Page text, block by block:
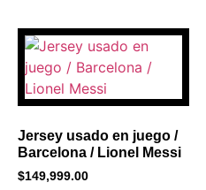
Jersey usado en juego /
Barcelona / Lionel Messi
$149,999.00